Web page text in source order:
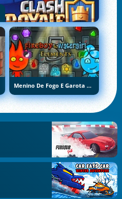
Menino De Fogo E Garota De Água 5: Elementos